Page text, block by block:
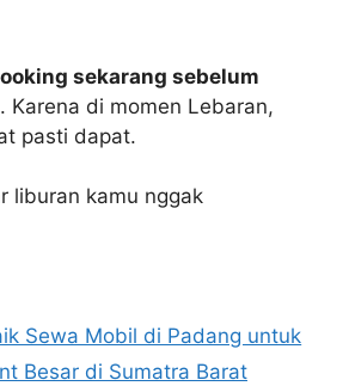
sekarang sebelum
. Karena di momen Lebaran,
pasti dapat.
liburan kamu nggak
Sewa Mobil di Padang untuk
Besar di Sumatra Barat